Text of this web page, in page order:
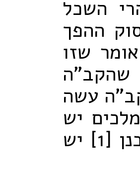
השכל
ההפך
שזו
שהקב"ה
עשה
יש
[1] יש